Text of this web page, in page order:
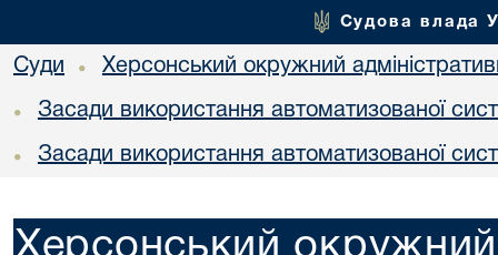
Судова влада
Суди • Херсонський окружний
• Засади використання автоматизованої
• Засади використання автоматизованої